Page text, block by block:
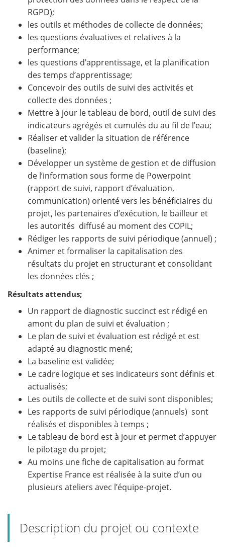
RGPD);
les outils et méthodes de collecte de données;
les questions évaluatives et relatives à la
performance;
les questions d’apprentissage, et la planification
des temps d’apprentissage;
Concevoir des outils de suivi des activités et
collecte des données ;
Mettre à jour le tableau de bord, outil de suivi des
indicateurs agrégés et cumulés du au fil de l’eau;
Réaliser et valider la situation de référence
(baseline);
Développer un système de gestion et de diffusion
de l’information sous forme de Powerpoint
(rapport de suivi, rapport d’évaluation,
communication) orienté vers les bénéficiaires du
projet, les partenaires d’exécution, le bailleur et
les autorités diffusé au moment des COPIL;
Rédiger les rapports de suivi périodique (annuel) ;
Animer et formaliser la capitalisation des
résultats du projet en structurant et consolidant
les données clés ;
Résultats attendus;
Un rapport de diagnostic succinct est rédigé en
amont du plan de suivi et évaluation ;
Le plan de suivi et évaluation est rédigé et est
adapté au diagnostic mené;
La baseline est validée;
Le cadre logique et ses indicateurs sont définis et
actualisés;
Les outils de collecte et de suivi sont disponibles;
Les rapports de suivi périodique (annuels) sont
réalisés et disponibles à temps ;
Le tableau de bord est à jour et permet d’appuyer
le pilotage du projet;
Au moins une fiche de capitalisation au format
Expertise France est réalisée à la suite d’un ou
plusieurs ateliers avec l’équipe-projet.
Description du projet ou contexte